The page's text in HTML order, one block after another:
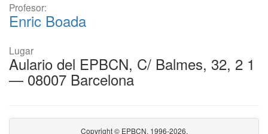
Profesor:
Enric Boada
Lugar
Aulario del EPBCN, C/ Balmes, 32, 2 1
— 08007 Barcelona
Copyright © EPBCN, 1996-2026.